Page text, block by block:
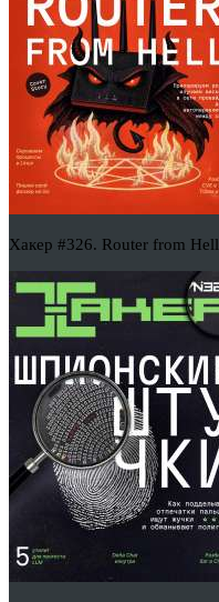
Хакер #326. Router from Hell